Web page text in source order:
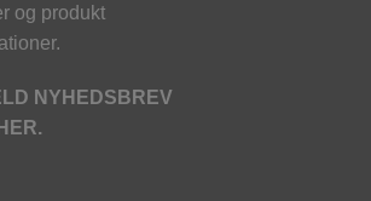
og produkt
NYHEDSBREV